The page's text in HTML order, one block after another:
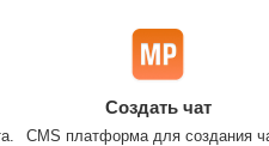
Создать чат
CMS платформа для создания